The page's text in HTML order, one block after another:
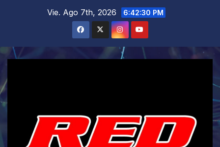
Vie. Ago 7th, 2026 6:42:31 PM